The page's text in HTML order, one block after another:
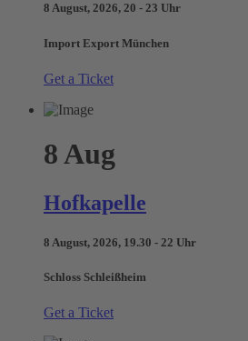
8 August, 2026, 20 - 23 Uhr
Import Export München
Get a Ticket
8Aug
Hofkapelle
8 August, 2026, 19.30 - 22 Uhr
Schloss Schleißheim
Get a Ticket